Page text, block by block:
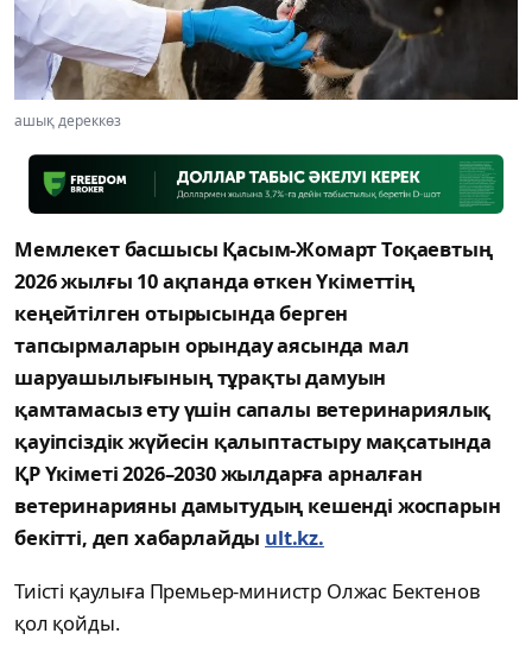
ашық дереккөз
Мемлекет басшысы Қасым-Жомарт Тоқаевтың
2026 жылғы 10 ақпанда өткен Үкіметтің
кеңейтілген отырысында берген
тапсырмаларын орындау аясында мал
шаруашылығының тұрақты дамуын
қамтамасыз ету үшін сапалы ветеринариялық
қауіпсіздік жүйесін қалыптастыру мақсатында
ҚР Үкіметі 2026–2030 жылдарға арналған
ветеринарияны дамытудың кешенді жоспарын
бекітті, деп хабарлайды ult.kz.
Тиісті қаулыға Премьер-министр Олжас Бектенов
қол қойды.